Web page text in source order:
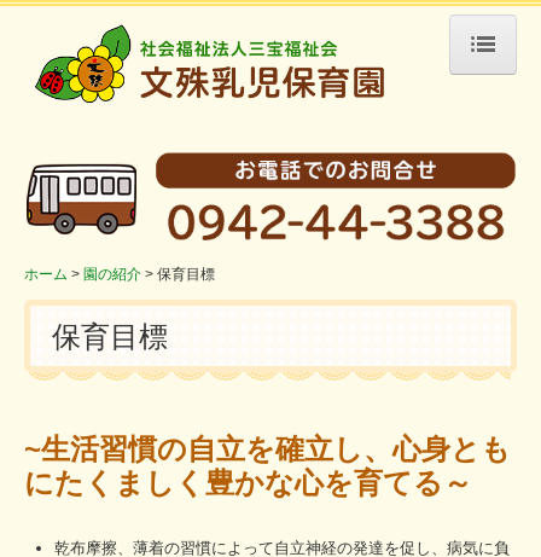
ホーム
保育目標
園の概要
アクセス
園の生活
保育園の一年
採用情報
ホーム 園の紹介 保育目標
保育目標
~生活習慣の自立を確立し、心身とも
にたくましく豊かな心を育てる～
乾布摩擦、薄着の習慣によって自立神経の発達を促し、病気に負